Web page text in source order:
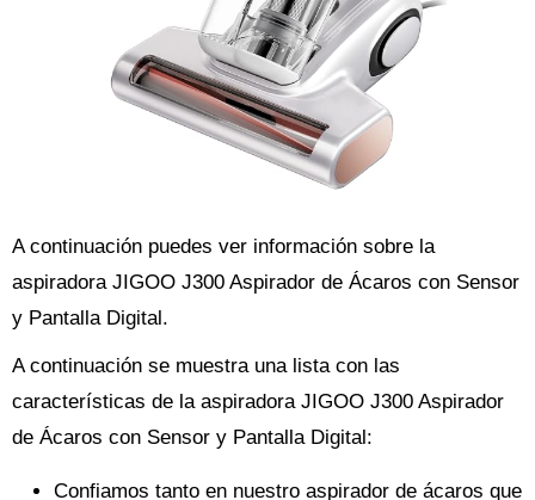
A continuación puedes ver información sobre la
aspiradora JIGOO J300 Aspirador de Ácaros con Sensor
y Pantalla Digital.
A continuación se muestra una lista con las
características de la aspiradora JIGOO J300 Aspirador
de Ácaros con Sensor y Pantalla Digital:
Confiamos tanto en nuestro aspirador de ácaros que